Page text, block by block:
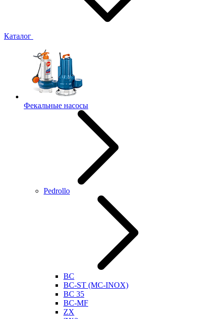
Каталог
Фекальные насосы
Pedrollo
BC
BC-ST (MC-INOX)
BC 35
BC-MF
ZX